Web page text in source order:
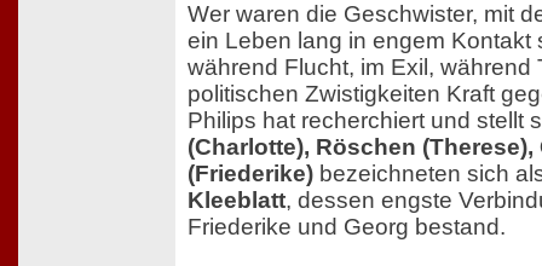
Wer waren die Geschwister, mit
ein Leben lang in engem Kontakt
während Flucht, im Exil, während
politischen Zwistigkeiten Kraft
Philips hat recherchiert und stellt
(Charlotte), Röschen
(Friederike) bezeichneten sich
Kleeblatt, dessen engste
Friederike und Georg bestand.